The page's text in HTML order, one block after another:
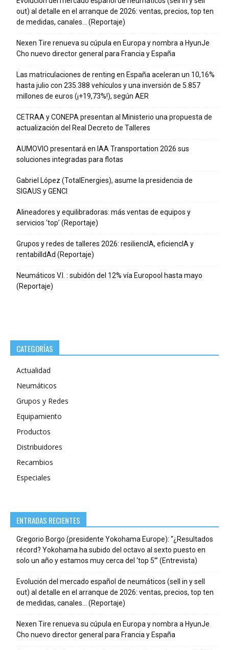
out) al detalle en el arranque de 2026: ventas, precios, top ten
de medidas, canales… (Reportaje)
Nexen Tire renueva su cúpula en Europa y nombra a HyunJe
Cho nuevo director general para Francia y España
Las matriculaciones de renting en España aceleran un 10,16%
hasta julio con 235.388 vehículos y una inversión de 5.857
millones de euros (¡+19,73%!), según AER
CETRAA y CONEPA presentan al Ministerio una propuesta de
actualización del Real Decreto de Talleres
AUMOVIO presentará en IAA Transportation 2026 sus
soluciones integradas para flotas
Gabriel López (TotalEnergies), asume la presidencia de
SIGAUS y GENCI
Alineadores y equilibradoras: más ventas de equipos y
servicios ‘top’ (Reportaje)
Grupos y redes de talleres 2026: resiliencIA, eficiencIA y
rentabilIdAd (Reportaje)
Neumáticos V.I. : subidón del 12% vía Europool hasta mayo
(Reportaje)
CATEGORÍAS
Actualidad
Neumáticos
Grupos y Redes
Equipamiento
Productos
Distribuidores
Recambios
Especiales
ENTRADAS RECIENTES
Gregorio Borgo (presidente Yokohama Europe): “¿Resultados
récord? Yokohama ha subido del octavo al sexto puesto en
solo un año y estamos muy cerca del ‘top 5’” (Entrevista)
Evolución del mercado español de neumáticos (sell in y sell
out) al detalle en el arranque de 2026: ventas, precios, top ten
de medidas, canales… (Reportaje)
Nexen Tire renueva su cúpula en Europa y nombra a HyunJe
Cho nuevo director general para Francia y España